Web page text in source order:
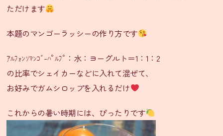
食
ラ
ン
シ
ー
ただけます
本題のマンゴーラッシーの作り方です
ｱﾙﾌｫﾝｿﾏﾝｺﾞ-ﾊﾟﾙﾌﾟ：水：ヨーグルト＝1：1：2
の比率でシェイカーなどに入れて混ぜて、
お好みでガムシロップを入れるだけ
これからの暑い時期には、ぴったりです